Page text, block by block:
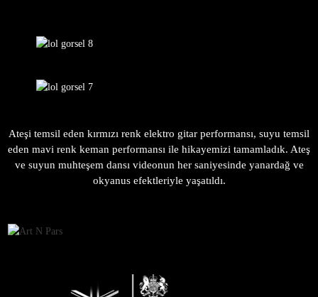
Ateşi temsil eden kırmızı renk elektro gitar performansı, suyu temsil
eden mavi renk keman performansı ile hikayemizi tamamladık. Ateş
ve suyun muhteşem dansı videonun her saniyesinde yanardağ ve
okyanus efektleriyle yaşatıldı.